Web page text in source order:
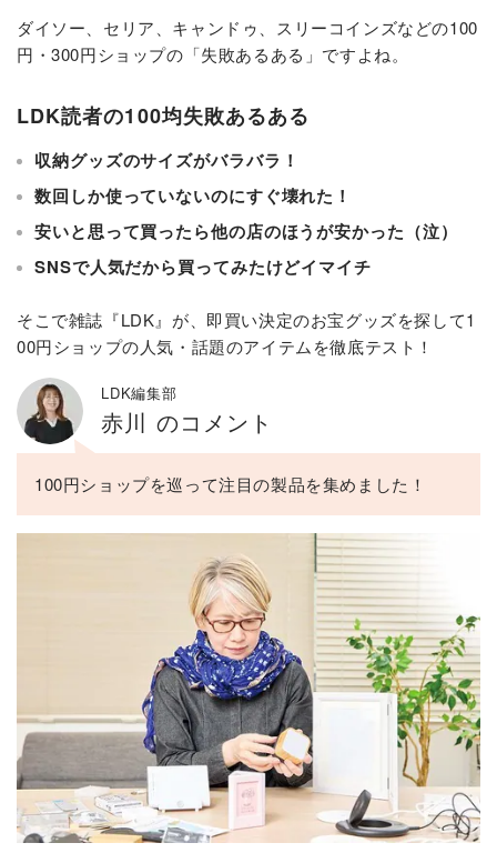
ダイソー、セリア、キャンドゥ、スリーコインズなどの100
円・300円ショップの「失敗あるある」ですよね。
LDK読者の100均失敗あるある
収納グッズのサイズがバラバラ！
数回しか使っていないのにすぐ壊れた！
安いと思って買ったら他の店のほうが安かった（泣）
SNSで人気だから買ってみたけどイマイチ
そこで雑誌『LDK』が、即買い決定のお宝グッズを探して1
00円ショップの人気・話題のアイテムを徹底テスト！
LDK編集部
赤川 のコメント
100円ショップを巡って注目の製品を集めました！